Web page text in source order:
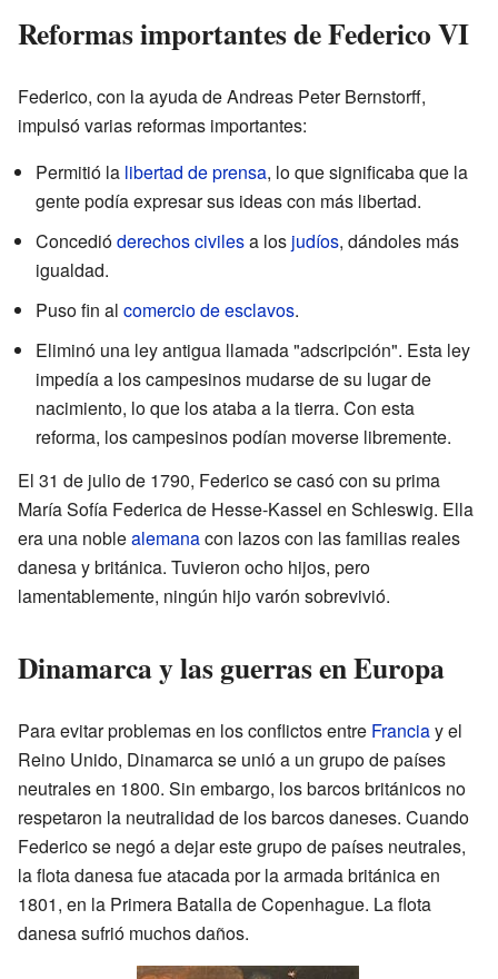
Reformas importantes de Federico VI
Federico, con la ayuda de Andreas Peter Bernstorff,
impulsó varias reformas importantes:
Permitió la libertad de prensa, lo que significaba que la
gente podía expresar sus ideas con más libertad.
Concedióderechos civilesa los judíos, dándoles más
igualdad.
Puso fin al comercio de esclavos.
Eliminó una ley antigua llamada "adscripción". Esta ley
impedía a los campesinos mudarse de su lugar de
nacimiento, lo que los ataba a la tierra. Con esta
reforma, los campesinos podían moverse libremente.
El 31 de julio de 1790, Federico se casó con su prima
María Sofía Federica de Hesse-Kassel en Schleswig. Ella
era una noblealemanacon lazos con las familias reales
danesa y británica. Tuvieron ocho hijos, pero
lamentablemente, ningún hijo varón sobrevivió.
Dinamarca y las guerras en Europa
Para evitar problemas en los conflictos entre Franciay el
Reino Unido, Dinamarca se unió a un grupo de países
neutrales en 1800. Sin embargo, los barcos británicos no
respetaron la neutralidad de los barcos daneses. Cuando
Federico se negó a dejar este grupo de países neutrales,
la flota danesa fue atacada por la armada británica en
1801, en la Primera Batalla de Copenhague. La flota
danesa sufrió muchos daños.